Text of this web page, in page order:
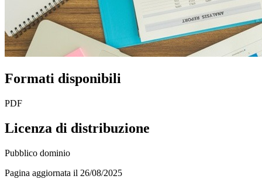
Formati disponibili
PDF
Licenza di distribuzione
Pubblico dominio
Pagina aggiornata il 26/08/2025